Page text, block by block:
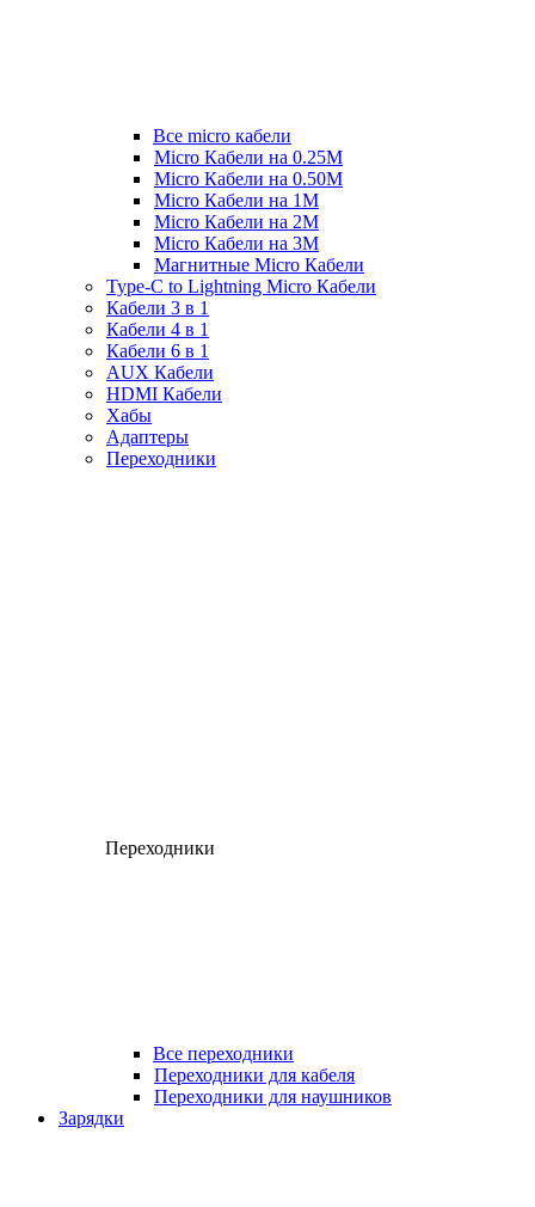
Все micro кабели
Micro Кабели на 0.25М
Micro Кабели на 0.50М
Micro Кабели на 1М
Micro Кабели на 2М
Micro Кабели на 3М
Магнитные Micro Кабели
Type-C to Lightning Micro Кабели
Кабели 3 в 1
Кабели 4 в 1
Кабели 6 в 1
AUX Кабели
HDMI Кабели
Хабы
Адаптеры
Переходники
Переходники
Все переходники
Переходники для кабеля
Переходники для наушников
Зарядки